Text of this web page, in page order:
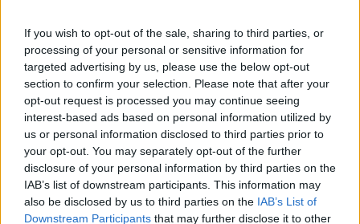
If you wish to opt-out of the sale, sharing to third parties, or
processing of your personal or sensitive information for
targeted advertising by us, please use the below opt-out
section to confirm your selection. Please note that after your
opt-out request is processed you may continue seeing
interest-based ads based on personal information utilized by
us or personal information disclosed to third parties prior to
your opt-out. You may separately opt-out of the further
disclosure of your personal information by third parties on the
IAB’s list of downstream participants. This information may
also be disclosed by us to third parties on the IAB’s List of
Downstream Participants that may further disclose it to other
09/02/2022
Σου έρχεται πάντα το «κακό» παιδί
Σίγουρα θα έχεις παρατηρήσει ότι στις ταινίες όλες μας
τρελαινόμαστε για τον κακό της ιστορίας, που είναι και λίγο
πληγωμένος αλήτης, αλλά ταυτόχρονα έχει αυτήν την απίστευτη
γοητεία που δεν μπορείς να της αρνηθείς. Έτσι συμβαίνει όμως και
στη ζωή, μιας και πολλές από εμάς κοιτάμε εκείνον με τις κακές
συνήθειες, που είναι αναξιόπιστος, απρόβλεπτος, μπορεί να έχει και
κανέναν εθισμό και γενικά είναι πάντα στον κόσμο του και φέρεται
όπως θέλει. Όσο συναρπαστικός και να είναι αυτός ο τύπος όμως,
δε θα είναι ποτέ σε θέση να δώσει σε μια γυναίκα την αγάπη και